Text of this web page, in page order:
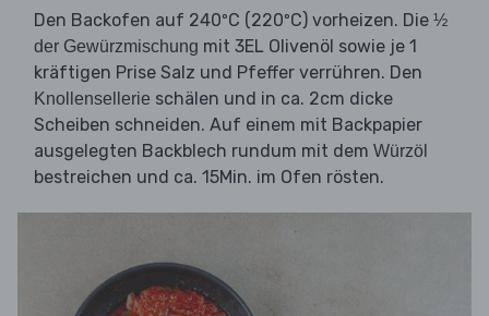
Den Backofen auf 240ºC (220ºC) vorheizen. Die ½
der Gewürzmischung mit 3EL Olivenöl sowie je 1
kräftigen Prise Salz und Pfeffer verrühren. Den
Knollensellerie schälen und in ca. 2cm dicke
Scheiben schneiden. Auf einem mit Backpapier
ausgelegten Backblech rundum mit dem Würzöl
bestreichen und ca. 15Min. im Ofen rösten.